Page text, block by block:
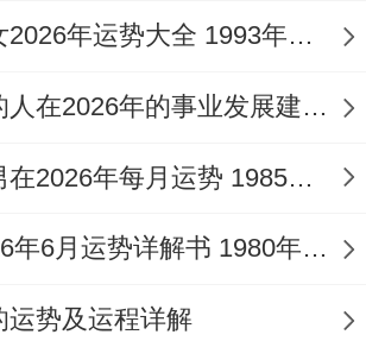
态不稳定，开始一段关系
方人品与背景，切勿因一时
个人魅力与贵人缘，帮助吸
桃花。
1993年属鸡女2026年运势大全 1993年属鸡女人生劫
1973年属牛的人在2026年的事业发展建议 1976年属什么生肖
1985年属牛男在2026年每月运势 1985年属牛男2026年全年运势详解
1980年猴2026年6月运势详解书 1980年猴2026年财运方位
运势及运程详解